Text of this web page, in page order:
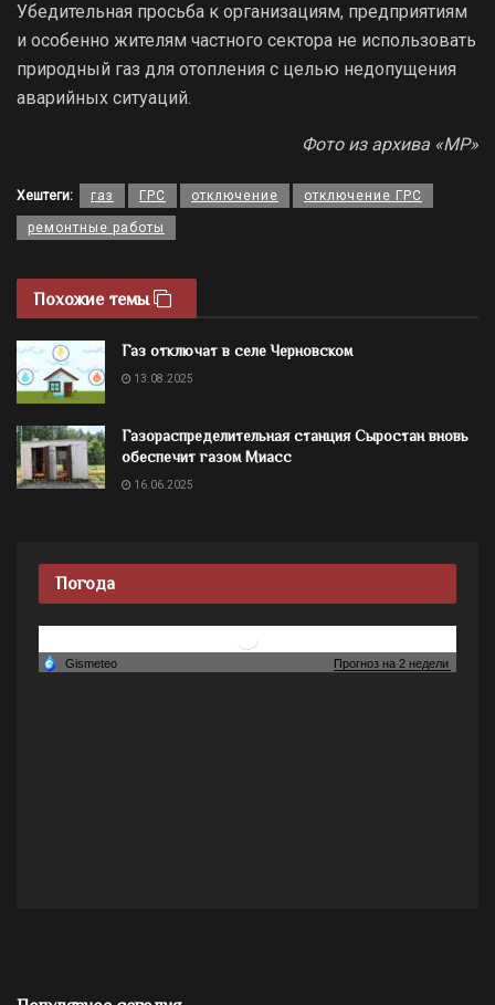
Убедительная просьба к организациям, предприятиям
и особенно жителям частного сектора не использовать
природный газ для отопления с целью недопущения
аварийных ситуаций.
Фото из архива «МР»
Хештеги: газ ГРС отключение отключение ГРС
ремонтные работы
Похожие темы
Газ отключат в селе Черновском
13.08.2025
Газораспределительная станция Сыростан вновь
обеспечит газом Миасс
16.06.2025
Погода